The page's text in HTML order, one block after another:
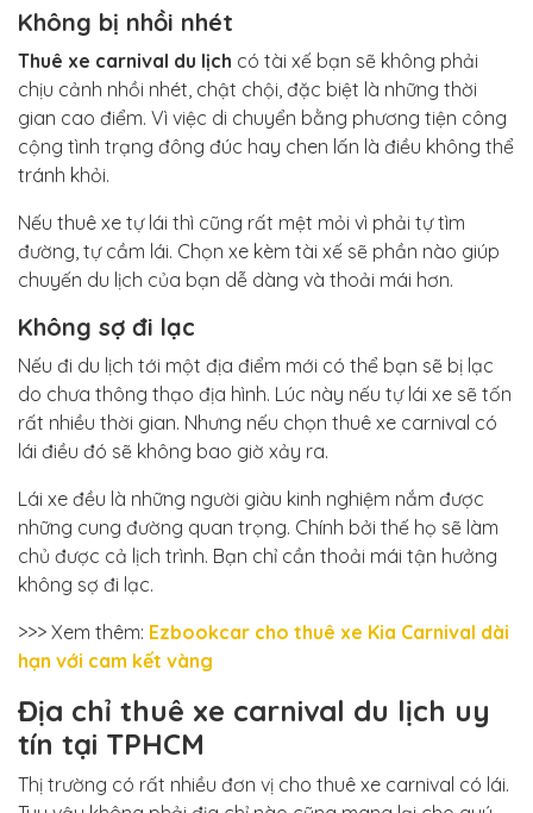
Không bị nhồi nhét
Thuê xe carnival du lịch có tài xế bạn sẽ không phải
chịu cảnh nhồi nhét, chật chội, đặc biệt là những thời
gian cao điểm. Vì việc di chuyển bằng phương tiện công
cộng tình trạng đông đúc hay chen lấn là điều không thể
tránh khỏi.
Nếu thuê xe tự lái thì cũng rất mệt mỏi vì phải tự tìm
đường, tự cầm lái. Chọn xe kèm tài xế sẽ phần nào giúp
chuyến du lịch của bạn dễ dàng và thoải mái hơn.
Không sợ đi lạc
Nếu đi du lịch tới một địa điểm mới có thể bạn sẽ bị lạc
do chưa thông thạo địa hình. Lúc này nếu tự lái xe sẽ tốn
rất nhiều thời gian. Nhưng nếu chọn thuê xe carnival có
lái điều đó sẽ không bao giờ xảy ra.
Lái xe đều là những người giàu kinh nghiệm nắm được
những cung đường quan trọng. Chính bởi thế họ sẽ làm
chủ được cả lịch trình. Bạn chỉ cần thoải mái tận hưởng
không sợ đi lạc.
>>> Xem thêm: Ezbookcar cho thuê xe Kia Carnival dài
hạn với cam kết vàng
Địa chỉ thuê xe carnival du lịch uy
tín tại TPHCM
Thị trường có rất nhiều đơn vị cho thuê xe carnival có lái.